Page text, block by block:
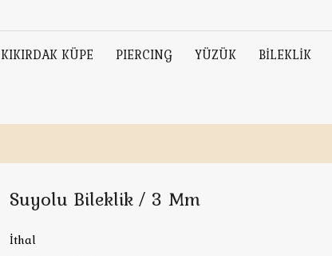
KIKIRDAK KÜPE PIERCING YÜZÜK BİLEKLİK
Suyolu Bileklik / 3 Mm
İthal